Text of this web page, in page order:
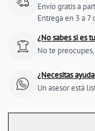
Envío gratis a
Entrega en 3 a 7
¿No sabes si es
No te preocupes,
¿Necesitas
Un asesor está